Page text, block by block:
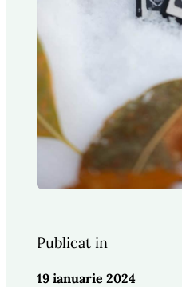
Publicat in
19 ianuarie 2024